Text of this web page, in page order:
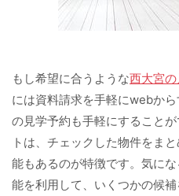
もし希望に合うような西大宮
には資料請求を手軽にwebか
の見学予約も手軽にすること
トは、チェックした物件をま
能もあるのが特徴です。気に
能を利用して、いくつかの候